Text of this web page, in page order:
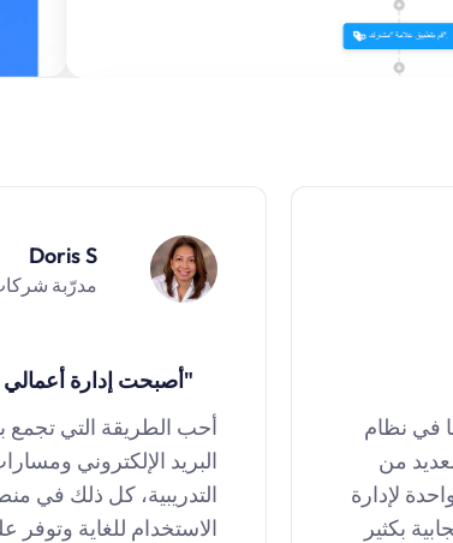
Doris S
مدرّبة
أصبحت إدارة أعمالي"
أحب الطريقة التي تجمع
البريد الإلكتروني
التدريبية، كل ذلك في
الاستخدام للغاية وتوفر
في نظام
من
لإدارة
بكثير